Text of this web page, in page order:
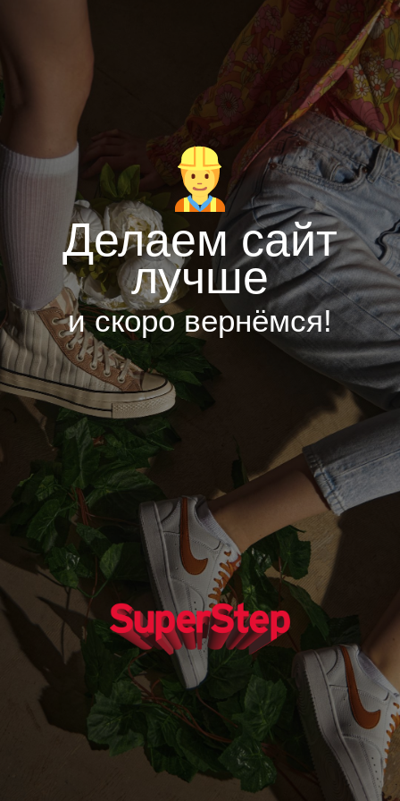
Делаем сайт
лучше
и скоро вернёмся!